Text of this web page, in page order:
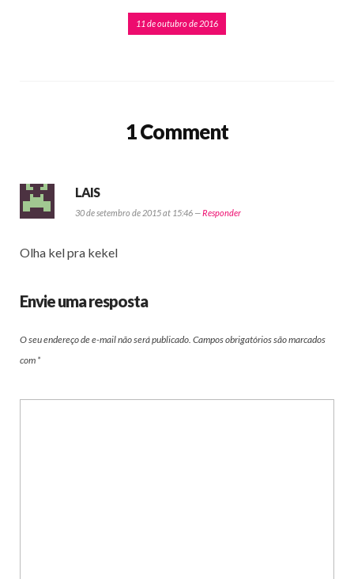
11 de outubro de 2016
1 Comment
LAIS
30 de setembro de 2015 at 15:46 — Responder
Olha kel pra kekel
Envie uma resposta
O seu endereço de e-mail não será publicado. Campos obrigatórios são marcados
com *